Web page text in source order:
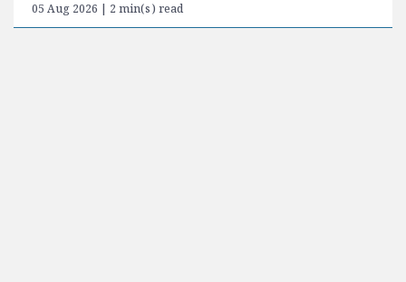
05 Aug 2026 | 2 min(s) read